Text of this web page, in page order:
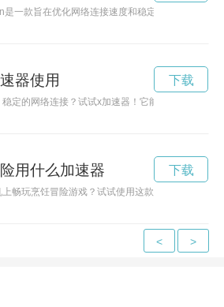
是一款旨在优化网络连接速度和稳定性的应用程序
器使用
定的网络连接？试试x加速器！它能帮助您瞬间提
下载
用什么加速器
畅玩烹饪冒险游戏？试试使用这款安卓下载加速
下载
< >